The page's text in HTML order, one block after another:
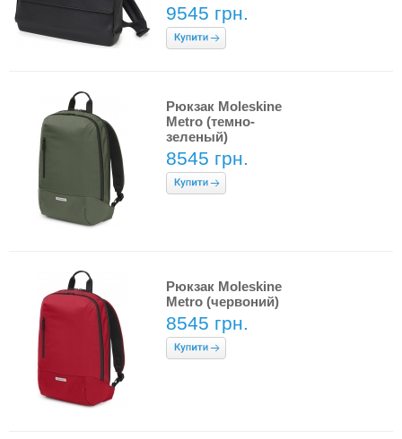
9545 грн.
Рюкзак Moleskine
Metro (темно-
зеленый)
8545 грн.
Рюкзак Moleskine
Metro (червоний)
8545 грн.